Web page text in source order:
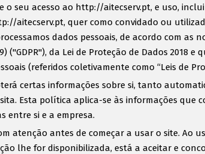
o seu acesso ao http://aitecserv.pt, e uso,
aitecserv.pt, quer como convidado ou
dados pessoais, de acordo com as
("GDPR"), da Lei de Proteção de Dados 2018
(referidos coletivamente como “Leis de
certas informações sobre si, tanto
Esta política aplica-se às informações que
entre si e a empresa.
atenção antes de começar a usar o site. Ao
lhe for disponibilizada, está a aceitar e